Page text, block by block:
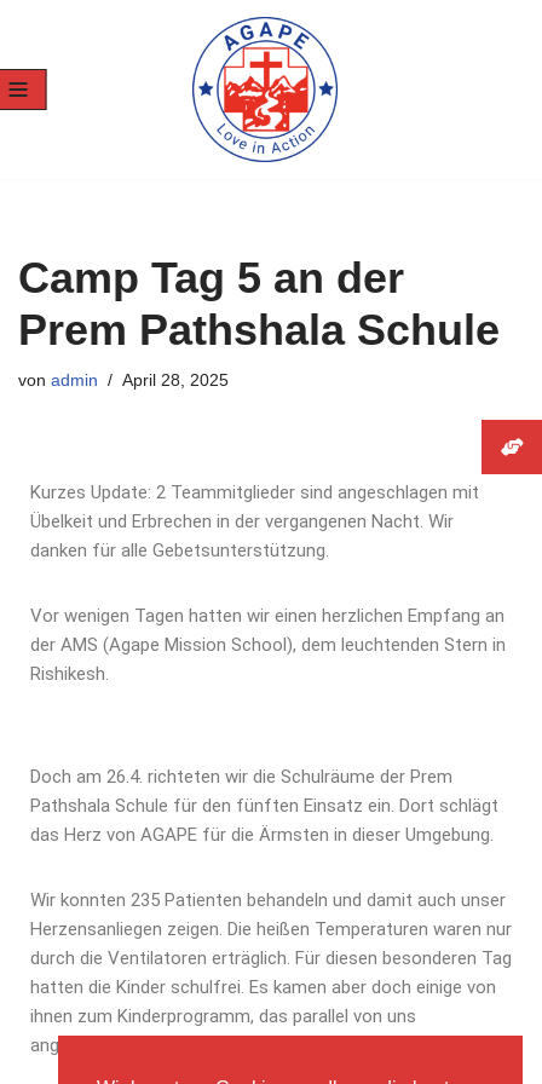
Zum
Inhalt
Camp Tag 5 an der
Prem Pathshala Schule
von admin April 28, 2025
Kurzes Update: 2 Teammitglieder sind angeschlagen mit
Übelkeit und Erbrechen in der vergangenen Nacht. Wir
danken für alle Gebetsunterstützung.
Vor wenigen Tagen hatten wir einen herzlichen Empfang an
der AMS (Agape Mission School), dem leuchtenden Stern in
Rishikesh.
Doch am 26.4. richteten wir die Schulräume der Prem
Pathshala Schule für den fünften Einsatz ein. Dort schlägt
das Herz von AGAPE für die Ärmsten in dieser Umgebung.
Wir konnten 235 Patienten behandeln und damit auch unser
Herzensanliegen zeigen. Die heißen Temperaturen waren nur
durch die Ventilatoren erträglich. Für diesen besonderen Tag
hatten die Kinder schulfrei. Es kamen aber doch einige von
ihnen zum Kinderprogramm, das parallel von uns
angebotenen wurde.